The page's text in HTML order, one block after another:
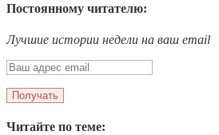
Постоянному читателю:
Лучшие истории недели на ваш email
Читайте по теме: